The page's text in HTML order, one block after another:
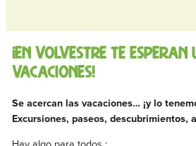
¡En Volvestre te esperan
vacaciones!
Se acercan las vacaciones… ¡y lo
Excursiones, paseos,